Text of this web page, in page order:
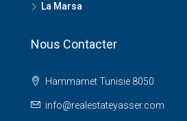
La Marsa
Nous Contacter
Hammamet Tunisie 8050
info@realestateyasser.com